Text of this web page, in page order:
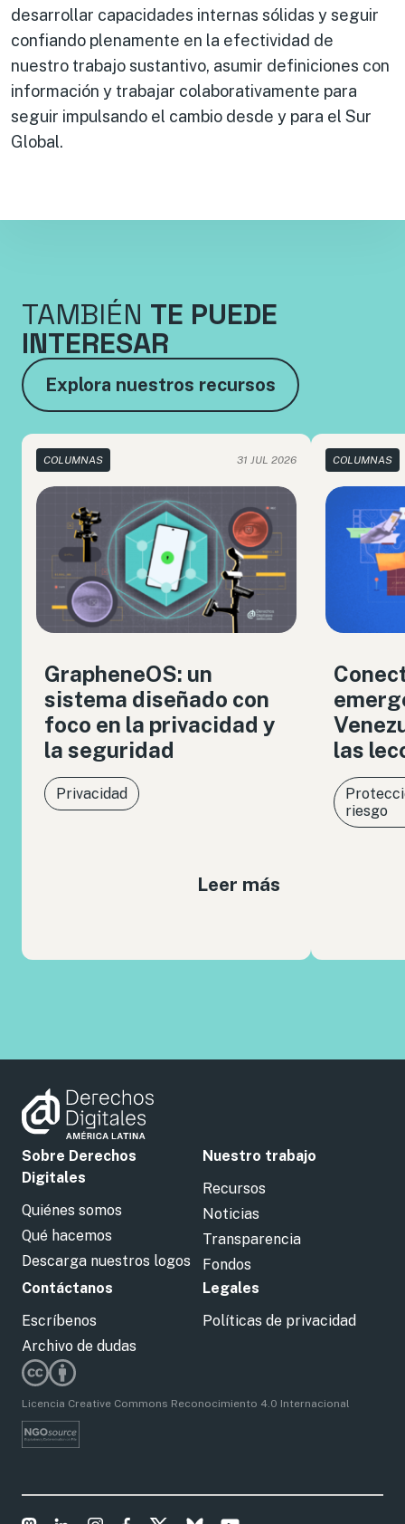
desarrollar capacidades internas sólidas y seguir
confiando plenamente en la efectividad de
nuestro trabajo sustantivo, asumir definiciones con
información y trabajar colaborativamente para
seguir impulsando el cambio desde y para el Sur
Global.
TAMBIÉN TE PUEDE
INTERESAR
Explora nuestros recursos
COLUMNAS 31 JUL 2026
GrapheneOS: un
sistema diseñado con
foco en la privacidad y
la seguridad
Privacidad
Leer más
COLUMNAS
las
riesgo
Sobre Derechos
Digitales
Quiénes somos
Qué hacemos
Descarga nuestros logos
Nuestro trabajo
Recursos
Noticias
Transparencia
Fondos
Contáctanos
Escríbenos
Archivo de dudas
Legales
Políticas de privacidad
Licencia Creative Commons Reconocimiento 4.0 Internacional